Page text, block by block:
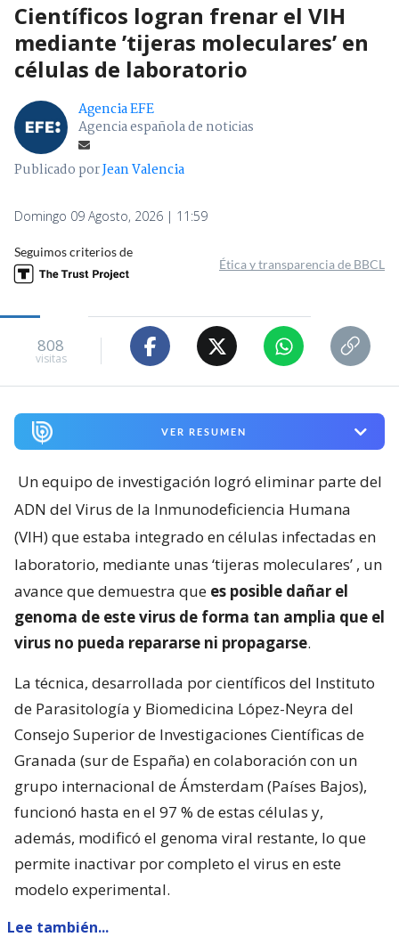
Científicos logran frenar el VIH
mediante ’tijeras moleculares’ en
células de laboratorio
Agencia EFE
Agencia española de noticias
Publicado porJean Valencia
Domingo 09 Agosto, 2026 | 11:59
Seguimos criterios de
Ética y transparencia de BBCL
808
visitas
VER RESUMEN
Un equipo de investigación logró eliminar parte del
ADN del Virus de la Inmunodeficiencia Humana
(VIH) que estaba integrado en células infectadas en
laboratorio, mediante unas ‘tijeras moleculares’ , un
avance que demuestra que es posible dañar el
genoma de este virus de forma tan amplia que el
virus no pueda repararse ni propagarse.
La técnica, desarrollada por científicos del Instituto
de Parasitología y Biomedicina López-Neyra del
Consejo Superior de Investigaciones Científicas de
Granada (sur de España) en colaboración con un
grupo internacional de Ámsterdam (Países Bajos),
funcionó hasta en el 97 % de estas células y,
además, modificó el genoma viral restante, lo que
permite inactivar por completo el virus en este
modelo experimental.
Lee también...